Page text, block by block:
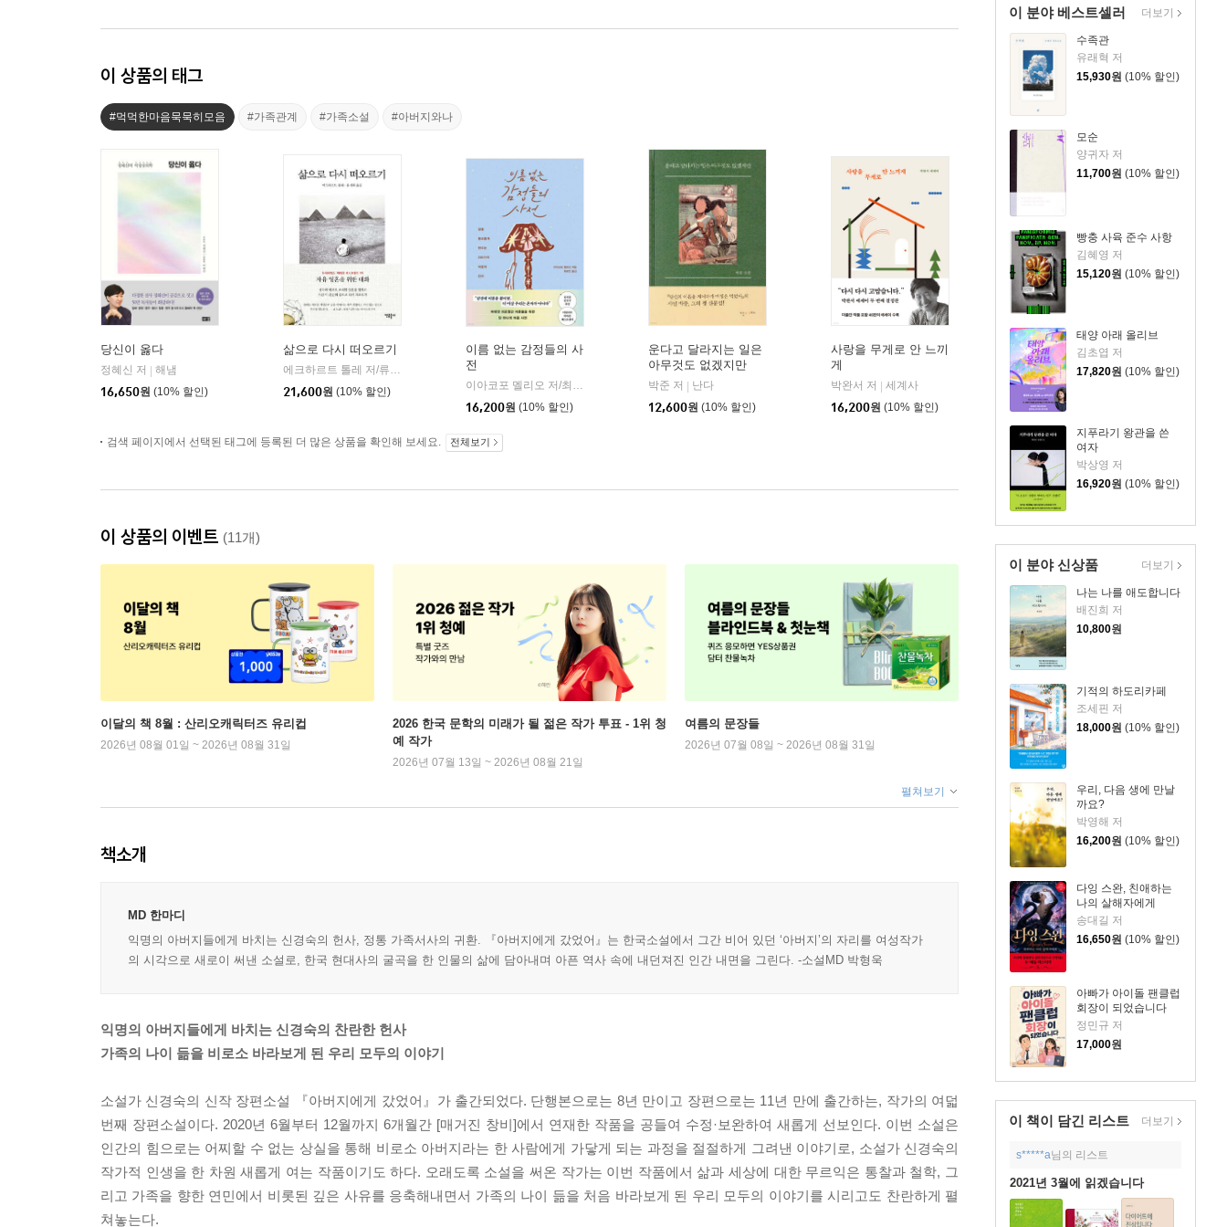
이 분야 베스트셀러
수족관
유래혁 저
15,930원 (10% 할인)
모순
양귀자 저
11,700원 (10% 할인)
빵충 사육 준수 사항
김혜영 저
15,120원 (10% 할인)
태양 아래 올리브
김초엽 저
17,820원 (10% 할인)
지푸라기 왕관을 쓴
여자
박상영 저
16,920원 (10% 할인)
더보기
이 분야 신상품
나는 나를 애도합니다
배진희 저
10,800원
기적의 하도리카페
조세핀 저
18,000원 (10% 할인)
우리, 다음 생에 만날
까요?
박영해 저
16,200원 (10% 할인)
다잉 스완, 친애하는
나의 살해자에게
송대길 저
16,650원 (10% 할인)
아빠가 아이돌 팬클럽
회장이 되었습니다
정민규 저
17,000원
더보기
이 책이 담긴 리스트 더보기
s*****a님의 리스트
2021년 3월에 읽겠습니다
이 상품의 태그
#먹먹한마음묵묵히모음 #가족관계 #가족소설 #아버지와나
당신이 옳다
정혜신 저
해냄
16,650원 (10% 할인)
삶으로 다시 떠오르기
에크하르트 톨레 저/류시화 역
연금술사
21,600원 (10% 할인)
이름 없는 감정들의 사
전
이아코포 멜리오 저/최보민 역
서교책방
16,200원 (10% 할인)
운다고 달라지는 일은
아무것도 없겠지만
박준 저
난다
12,600원 (10% 할인)
사랑을 무게로 안 느끼
게
박완서 저
세계사
16,200원 (10% 할인)
검색 페이지에서 선택된 태그에 등록된 더 많은 상품을 확인해 보세요. 전체보기
이 상품의 이벤트 (11개)
이달의 책 8월 : 산리오캐릭터즈 유리컵
2026년 08월 01일 ~ 2026년 08월 31일
2026 한국 문학의 미래가 될 젊은 작가 투표 - 1위 청
예 작가
2026년 07월 13일 ~ 2026년 08월 21일
여름의 문장들
2026년 07월 08일 ~ 2026년 08월 31일
펼쳐보기
책소개
MD 한마디
익명의 아버지들에게 바치는 신경숙의 헌사, 정통 가족서사의 귀환. 『아버지에게 갔었어』는 한국소설에서 그간 비어 있던 ‘아버지’의 자리를 여성작가
의 시각으로 새로이 써낸 소설로, 한국 현대사의 굴곡을 한 인물의 삶에 담아내며 아픈 역사 속에 내던져진 인간 내면을 그린다. -소설MD 박형욱
익명의 아버지들에게 바치는 신경숙의 찬란한 헌사
가족의 나이 듦을 비로소 바라보게 된 우리 모두의 이야기
소설가 신경숙의 신작 장편소설 『아버지에게 갔었어』가 출간되었다. 단행본으로는 8년 만이고 장편으로는 11년 만에 출간하는, 작가의 여덟
번째 장편소설이다. 2020년 6월부터 12월까지 6개월간 [매거진 창비]에서 연재한 작품을 공들여 수정·보완하여 새롭게 선보인다. 이번 소설은
인간의 힘으로는 어찌할 수 없는 상실을 통해 비로소 아버지라는 한 사람에게 가닿게 되는 과정을 절절하게 그려낸 이야기로, 소설가 신경숙의
작가적 인생을 한 차원 새롭게 여는 작품이기도 하다. 오래도록 소설을 써온 작가는 이번 작품에서 삶과 세상에 대한 무르익은 통찰과 철학, 그
리고 가족을 향한 연민에서 비롯된 깊은 사유를 응축해내면서 가족의 나이 듦을 처음 바라보게 된 우리 모두의 이야기를 시리고도 찬란하게 펼
쳐놓는다.